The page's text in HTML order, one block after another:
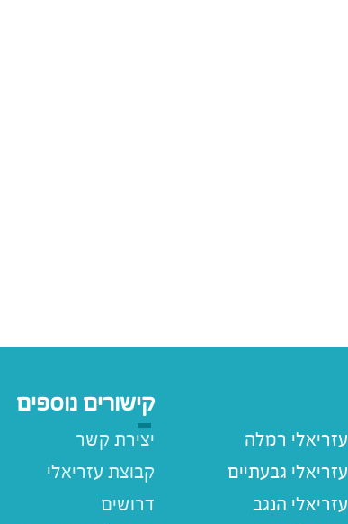
עזריאלי רמלה
עזריאלי גבעתיים
עזריאלי הנגב
קישורים נוספים
יצירת קשר
קבוצת עזריאלי
דרושים